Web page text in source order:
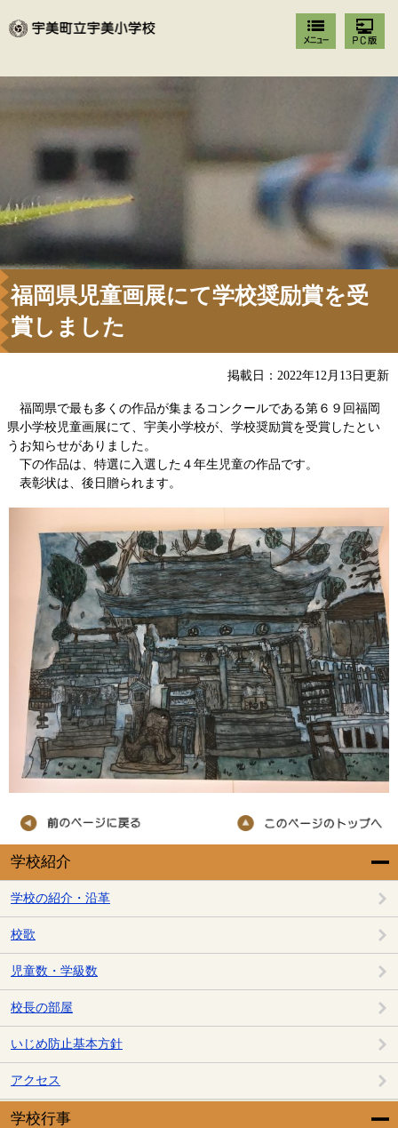
学校紹介
学校の紹介・沿革
校歌
児童数・学級数
校長の部屋
いじめ防止基本方針
アクセス
学校行事
福岡県児童画展にて学校奨励賞を受
賞しました
掲載日：2022年12月13日更新
福岡県で最も多くの作品が集まるコンクールである第６９回福岡
県小学校児童画展にて、宇美小学校が、学校奨励賞を受賞したとい
うお知らせがありました。
下の作品は、特選に入選した４年生児童の作品です。
表彰状は、後日贈られます。